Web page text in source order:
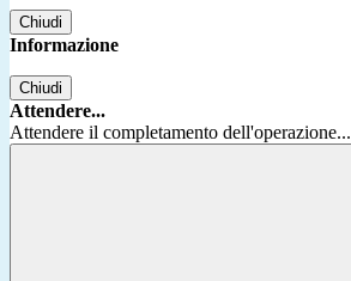
Chiudi
Informazione
Chiudi
Attendere...
Attendere il completamento dell'operazione...